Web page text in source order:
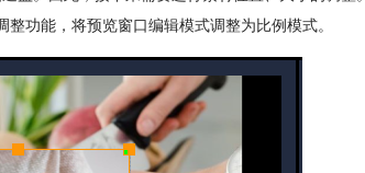
功能，将预览窗口编辑模式调整为比例模式。